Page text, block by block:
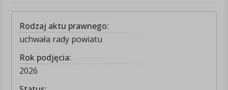
Rodzaj aktu prawnego:
uchwała rady powiatu
Rok podjęcia:
2026